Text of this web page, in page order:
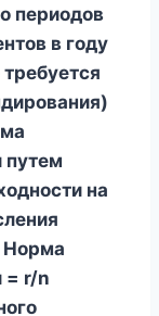
периодов
в году
путем
на
Норма
= r/n